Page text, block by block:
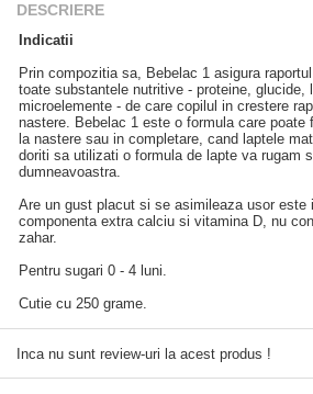
DESCRIERE
Indicatii
Prin compozitia sa, Bebelac 1 asigura
toate substantele nutritive - proteine, glucide,
microelemente - de care copilul in crestere
nastere. Bebelac 1 este o formula care poate
la nastere sau in completare, cand laptele
doriti sa utilizati o formula de lapte va rugam
dumneavoastra.
Are un gust placut si se asimileaza usor este
componenta extra calciu si vitamina D, nu
zahar.
Pentru sugari 0 - 4 luni.
Cutie cu 250 grame.
Inca nu sunt review-uri la acest produs !